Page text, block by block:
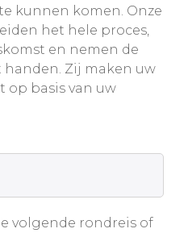
kunnen komen. Onze
het hele proces,
en nemen de
Zij maken uw
op basis van uw
volgende rondreis of